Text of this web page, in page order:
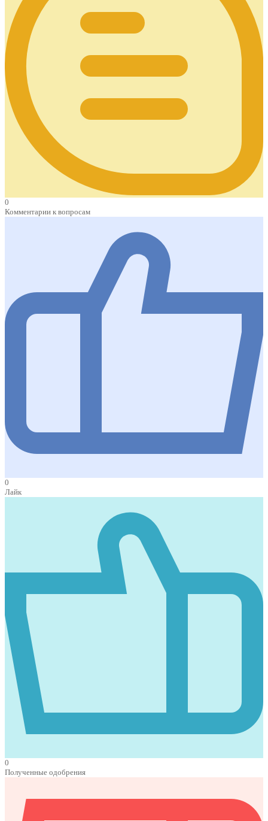
0
Комментарии к вопросам
0
Лайк
0
Полученные одобрения